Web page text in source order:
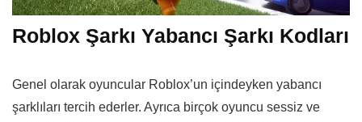
Roblox Şarkı Yabancı Şarkı Kodları
Genel olarak oyuncular Roblox’un içindeyken yabancı
şarklıları tercih ederler. Ayrıca birçok oyuncu sessiz ve